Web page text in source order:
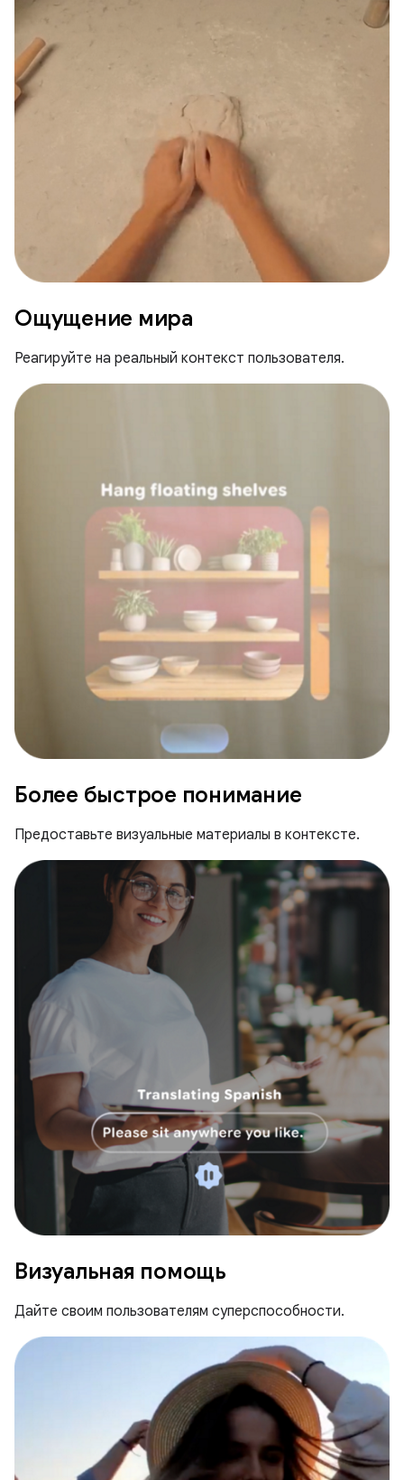
Ощущение мира
Реагируйте на реальный контекст пользователя.
Более быстрое понимание
Предоставьте визуальные материалы в контексте.
Визуальная помощь
Дайте своим пользователям суперспособности.